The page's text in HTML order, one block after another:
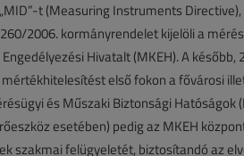
t (Measuring Instruments
2006. kormányrendelet kijelöli a
Hivatalt (MKEH). A
első fokon a fővárosi
és Műszaki Biztonsági Hatóságok
esetében) pedig az MKEH
szakmai felügyeletét, biztosítandó az